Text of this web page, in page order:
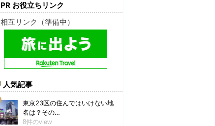
PR お役立ちリンク
相互リンク（準備中）
人気記事
東京23区の住んではいけない地
名は？その…
8件のview